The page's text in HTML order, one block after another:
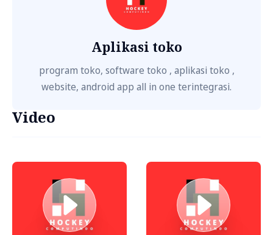
Aplikasi toko
program toko, software toko , aplikasi toko ,
website, android app all in one terintegrasi.
Video